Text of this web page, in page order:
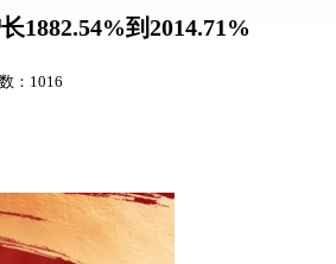
1882.54%到2014.71%
：1016